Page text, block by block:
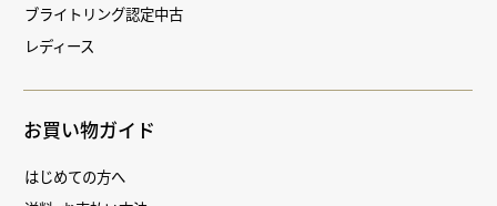
ブライトリング認定中古
レディース
お買い物ガイド
はじめての方へ